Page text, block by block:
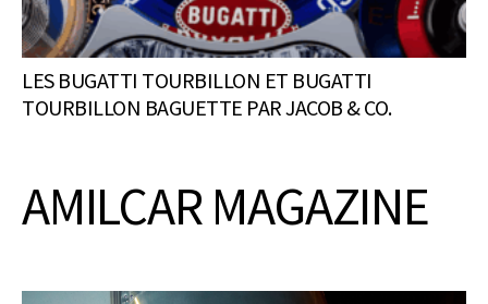
LES BUGATTI TOURBILLON ET BUGATTI
TOURBILLON BAGUETTE PAR JACOB & CO.
AMILCAR MAGAZINE